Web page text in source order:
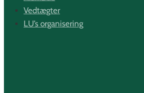
Vedtægter
LU’s organisering